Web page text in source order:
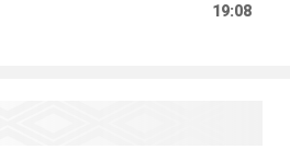
19:08